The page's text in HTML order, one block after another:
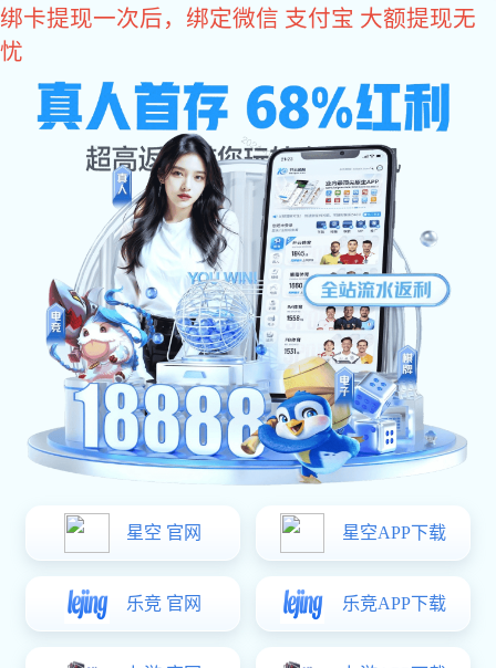
东升国际
东升国际有限公司为您提供专业的
超高压水射流清洗、 反应釜清洗工程服务！ 13963716958 /
13475751658
东升国际有限公司
SHANDONG RUNLIN ENGINEERING CO., LTD.
网站东升国 公司简介 服务项目 东升国际 资
讯
走进润林 施工现场 荣誉资质 联系东升国